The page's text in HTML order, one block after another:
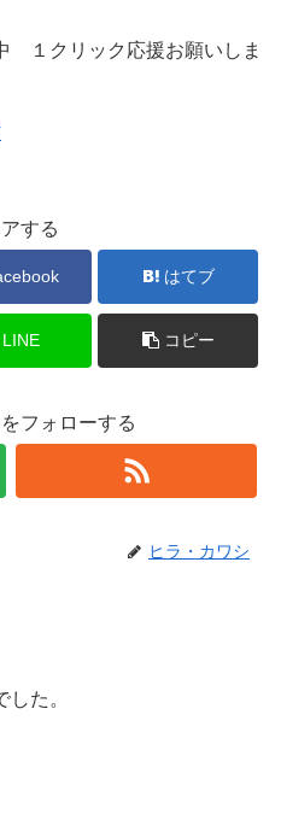
クリック応援お願いしま
する
はてブ
LINE コピー
フォローする
ヒラ・カワシ
た。